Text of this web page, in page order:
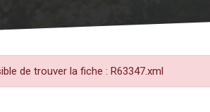
de trouver la fiche : R63347.xml